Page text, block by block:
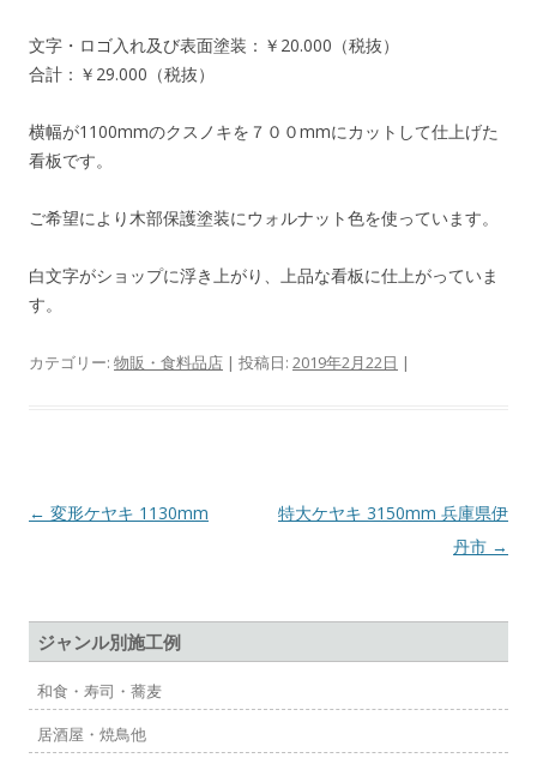
文字・ロゴ入れ及び表面塗装：￥20.000（税抜）
合計：￥29.000（税抜）
横幅が1100mmのクスノキを７００mmにカットして仕上げた
看板です。
ご希望により木部保護塗装にウォルナット色を使っています。
白文字がショップに浮き上がり、上品な看板に仕上がっていま
す。
カテゴリー: 物販・食料品店 | 投稿日: 2019年2月22日 |
投
ゲ
ー
シ
ョ
← 変形ケヤキ 1130mm
特大ケヤキ 3150mm 兵庫県伊
丹市 →
ジャンル別施工例
和食・寿司・蕎麦
居酒屋・焼鳥他